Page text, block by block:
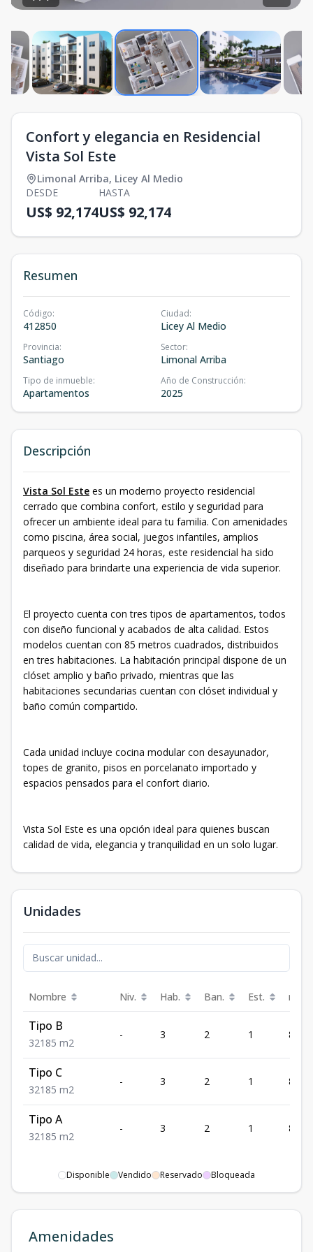
Confort y elegancia en Residencial
Vista Sol Este
Limonal Arriba, Licey Al Medio
DESDE
US$ 92,174
HASTA
US$ 92,174
Resumen
Código:
412850
Ciudad:
Licey Al Medio
Provincia:
Santiago
Sector:
Limonal Arriba
Tipo de inmueble:
Apartamentos
Año de Construcción:
2025
Descripción
Vista Sol Este es un moderno proyecto residencial
cerrado que combina confort, estilo y seguridad para
ofrecer un ambiente ideal para tu familia. Con amenidades
como piscina, área social, juegos infantiles, amplios
parqueos y seguridad 24 horas, este residencial ha sido
diseñado para brindarte una experiencia de vida superior.
El proyecto cuenta con tres tipos de apartamentos, todos
con diseño funcional y acabados de alta calidad. Estos
modelos cuentan con 85 metros cuadrados, distribuidos
en tres habitaciones. La habitación principal dispone de un
clóset amplio y baño privado, mientras que las
habitaciones secundarias cuentan con clóset individual y
baño común compartido.
Cada unidad incluye cocina modular con desayunador,
topes de granito, pisos en porcelanato importado y
espacios pensados para el confort diario.
Vista Sol Este es una opción ideal para quienes buscan
calidad de vida, elegancia y tranquilidad en un solo lugar.
Unidades
Nombre Niv. Hab. Ban. Est. m²
Tipo B
321 85 m2
- 3 2 1 85
Tipo C
321 85 m2
- 3 2 1 85
Tipo A
321 85 m2
- 3 2 1 85
Disponible Vendido Reservado Bloqueada
Amenidades